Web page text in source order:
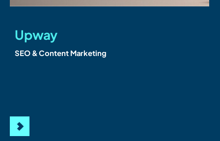
Upway
SEO & Content Marketing